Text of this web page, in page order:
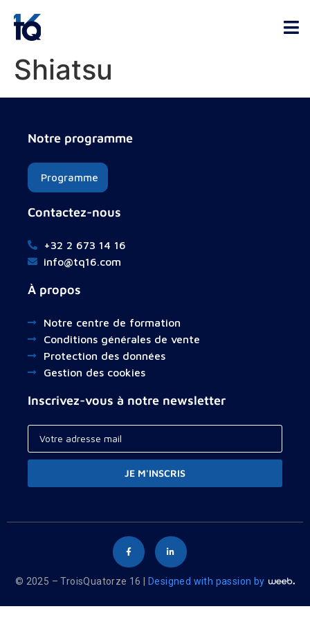
Shiatsu
Notre programme
Programme
Contactez-nous
+32 2 673 14 16
info@tq16.com
À propos
Notre centre de formation
Conditions générales de vente
Protection des données
Gestion des cookies
Inscrivez-vous à notre newsletter
JE M'INSCRIS
© 2025 – TroisQuatorze 16 | Designed with passion by